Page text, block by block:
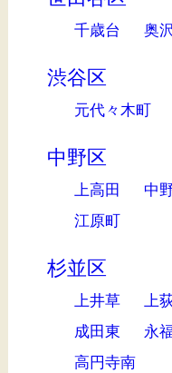
千歳台 奥沢
渋谷区
元代々木町
中野区
上高田 中
江原町
杉並区
上井草 上
成田東
永
高円寺南